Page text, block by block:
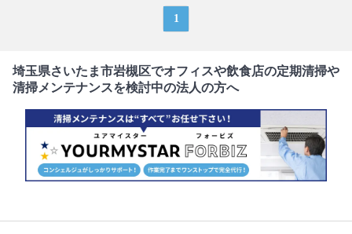
1
埼玉県さいたま市岩槻区でオフィスや飲食店の定期清掃や
清掃メンテナンスを検討中の法人の方へ